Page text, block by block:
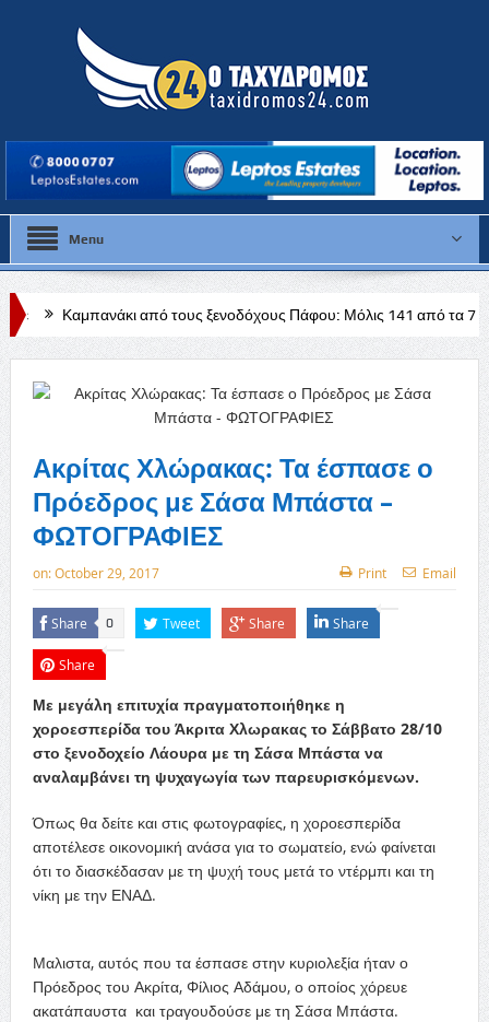
Menu
από τους ξενοδόχους Πάφου: Μόλις 141 από τα 728 ξενοδοχεία
Ακρίτας Χλώρακας: Τα έσπασε ο
Πρόεδρος με Σάσα Μπάστα –
ΦΩΤΟΓΡΑΦΙΕΣ
on:October 29, 2017 Print Email
Share 0 Tweet Share Share
Share
Με μεγάλη επιτυχία πραγματοποιήθηκε η
χοροεσπερίδα του Άκριτα Χλωρακας το Σάββατο 28/10
στο ξενοδοχείο Λάουρα με τη Σάσα Μπάστα να
αναλαμβάνει τη ψυχαγωγία των παρευρισκόμενων.
Όπως θα δείτε και στις φωτογραφίες, η χοροεσπερίδα
αποτέλεσε οικονομική ανάσα για το σωματείο, ενώ φαίνεται
ότι το διασκέδασαν με τη ψυχή τους μετά το ντέρμπι και τη
νίκη με την ΕΝΑΔ.
Μαλιστα, αυτός που τα έσπασε στην κυριολεξία ήταν ο
Πρόεδρος του Ακρίτα, Φίλιος Αδάμου, ο οποίος χόρευε
ακατάπαυστα και τραγουδούσε με τη Σάσα Μπάστα.